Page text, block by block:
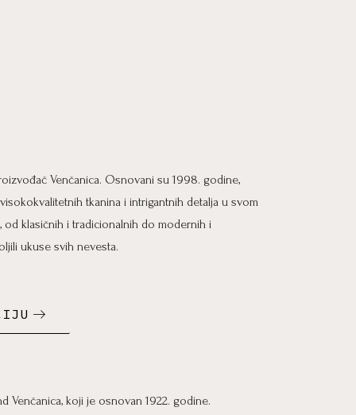
Venčanica. Osnovani su 1998. godine,
tkanina i intrigantnih detalja u svom
od klasičnih i tradicionalnih do modernih i
ukuse svih nevesta.
Venčanica, koji je osnovan 1922. godine.